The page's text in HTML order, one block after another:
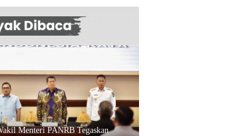
Menteri PANRB Tegaskan